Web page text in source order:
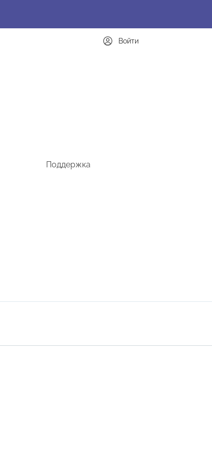
Поддержка
Войти